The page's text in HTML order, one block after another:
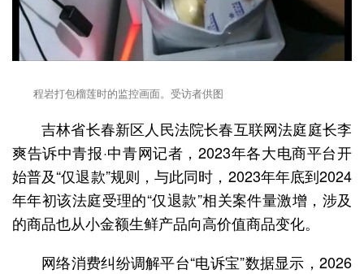
程岩打包榴莲时的监控画面。受访者供图
吉林省长春新区人民法院长春互联网法庭庭长李
爽告诉中青报·中青网记者，2023年各大电商平台开
始普及“仅退款”规则，与此同时，2023年年底到2024
年年初该法庭受理的“仅退款”相关案件量激增，涉及
的商品也从小金额生鲜产品向高价值商品变化。
网络消费纠纷调解平台“电诉宝”数据显示，2026